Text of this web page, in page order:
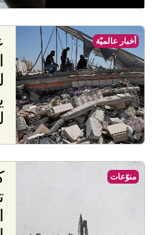
أخبار عالميّة
منوّعات